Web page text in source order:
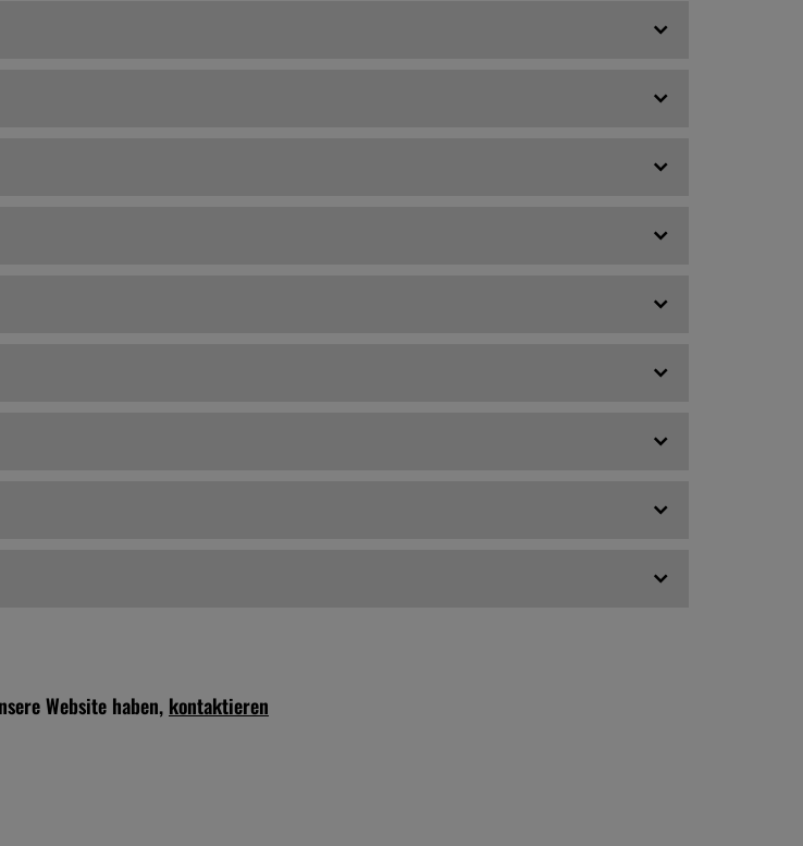
Website haben, kontaktieren